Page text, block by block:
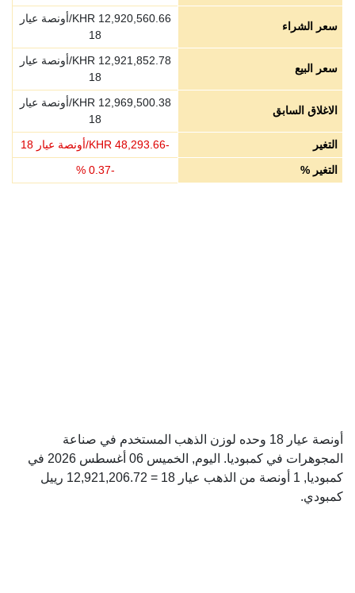
سعر الشراء
12,920,560.66
KHR/أونصة عيار
18
سعر البيع
12,921,852.78
KHR/أونصة عيار
18
الاغلاق السابق
12,969,500.38
KHR/أونصة عيار
18
التغير
-
48,293.66
التغير %
-
0.37
%
أونصة عيار 18 وحده لوزن الذهب المستخدم في صناعة
المجوهرات في كمبوديا. اليوم, الخميس 06 أغسطس 2026 في
كمبوديا, 1 أونصة من الذهب عيار 18 = 12,921,206.72 رييل
كمبودي.